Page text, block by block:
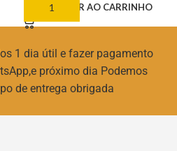
ADICIONAR AO CARRINHO
1 dia útil e fazer pagamento
próximo dia Podemos
de entrega obrigada